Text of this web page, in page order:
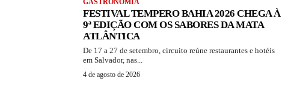
GASTRONOMIA
FESTIVAL TEMPERO BAHIA 2026 CHEGA À
9ª EDIÇÃO COM OS SABORES DA MATA
ATLÂNTICA
De 17 a 27 de setembro, circuito reúne restaurantes e hotéis
em Salvador, nas...
4 de agosto de 2026